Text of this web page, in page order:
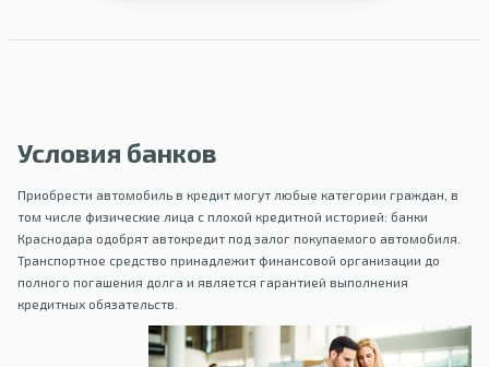
Условия банков
Приобрести автомобиль в кредит могут любые категории граждан, в
том числе физические лица с плохой кредитной историей: банки
Краснодара одобрят автокредит под залог покупаемого автомобиля.
Транспортное средство принадлежит финансовой организации до
полного погашения долга и является гарантией выполнения
кредитных обязательств.